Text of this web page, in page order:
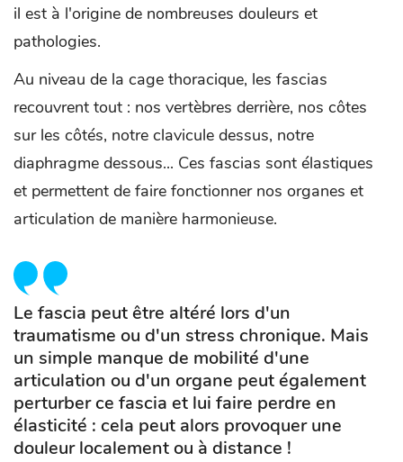
il est à l'origine de nombreuses douleurs et
pathologies.
Au niveau de la cage thoracique, les fascias
recouvrent tout : nos vertèbres derrière, nos côtes
sur les côtés, notre clavicule dessus, notre
diaphragme dessous... Ces fascias sont élastiques
et permettent de faire fonctionner nos organes et
articulation de manière harmonieuse.
Le fascia peut être altéré lors d'un
traumatisme ou d'un stress chronique. Mais
un simple manque de mobilité d'une
articulation ou d'un organe peut également
perturber ce fascia et lui faire perdre en
élasticité : cela peut alors provoquer une
douleur localement ou à distance !